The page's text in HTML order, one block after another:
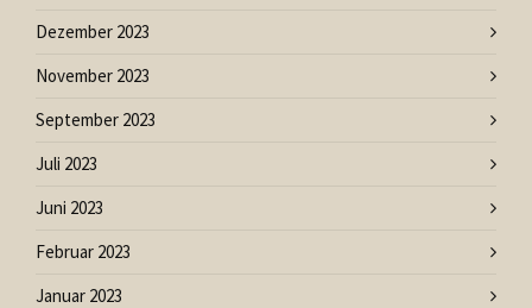
Dezember 2023
November 2023
September 2023
Juli 2023
Juni 2023
Februar 2023
Januar 2023